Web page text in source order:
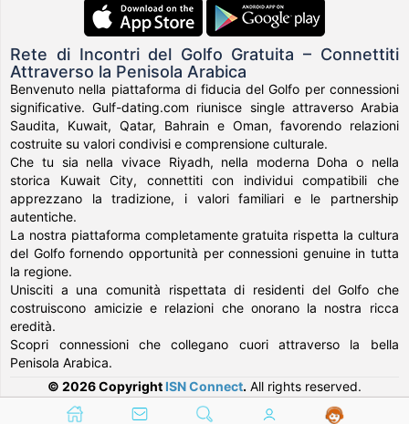
Rete di Incontri del Golfo Gratuita – Connettiti
Attraverso la Penisola Arabica
Benvenuto nella piattaforma di fiducia del Golfo per connessioni
significative. Gulf-dating.com riunisce single attraverso Arabia
Saudita, Kuwait, Qatar, Bahrain e Oman, favorendo relazioni
costruite su valori condivisi e comprensione culturale.
Che tu sia nella vivace Riyadh, nella moderna Doha o nella
storica Kuwait City, connettiti con individui compatibili che
apprezzano la tradizione, i valori familiari e le partnership
autentiche.
La nostra piattaforma completamente gratuita rispetta la cultura
del Golfo fornendo opportunità per connessioni genuine in tutta
la regione.
Unisciti a una comunità rispettata di residenti del Golfo che
costruiscono amicizie e relazioni che onorano la nostra ricca
eredità.
Scopri connessioni che collegano cuori attraverso la bella
Penisola Arabica.
© 2026 Copyright ISN Connect. All rights reserved.